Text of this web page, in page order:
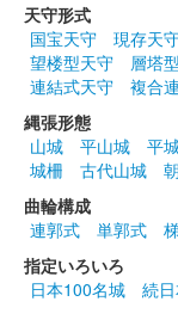
天守形式
国宝天守
現存天
望楼型天守
層塔
連結式天守
複合
縄張形態
山城
平山城 平
城柵
古代山城
曲輪構成
連郭式
単郭式
指定いろいろ
日本100名城
続